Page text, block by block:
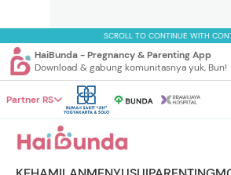
SCROLL TO CONTINUE WITH
HaiBunda - Pregnancy & Parenting App
Download & gabung komunitasnya yuk, Bun!
Partner RS